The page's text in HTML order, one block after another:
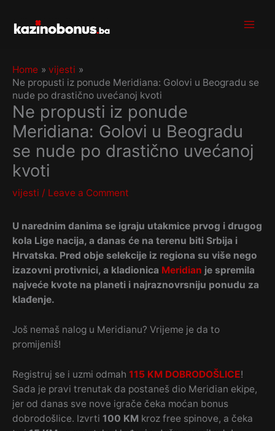
content
Home
vijesti
Ne propusti iz ponude Meridiana: Golovi u Beogradu se
nude po drastično uvećanoj kvoti
Ne propusti iz ponude
Meridiana: Golovi u Beogradu
se nude po drastično uvećanoj
kvoti
vijesti / Leave a Comment
U narednim danima se igraju utakmice prvog i drugog
kola Lige nacija, a danas će na terenu biti Srbija i
Hrvatska. Pred obje selekcije iz regiona su više nego
izazovni protivnici, a kladionica Meridian je spremila
najveće kvote na planeti i najraznovrsniju ponudu za
klađenje.
Još nemaš nalog u Meridianu? Vrijeme je da to
promijeniš!
Registruj se i uzmi odmah 115 KM DOBRODOŠLICE!
Sada je pravi trenutak da postaneš dio Meridian ekipe,
jer od danas sve nove igrače čeka moćan bonus
dobrodošlice. Izvrti 100 KM kroz free spinove, a čeka